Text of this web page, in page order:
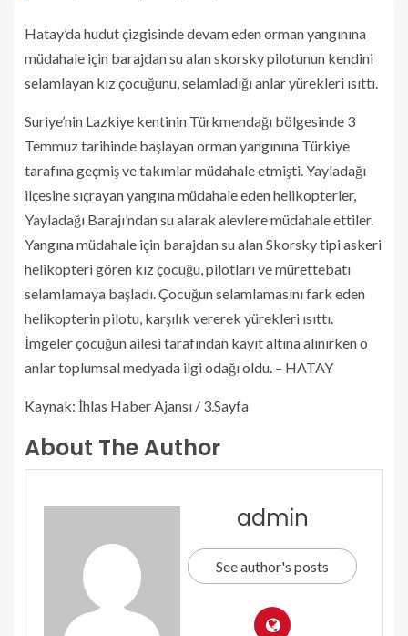
Hatay’da hudut çizgisinde devam eden orman yangınına
müdahale için barajdan su alan skorsky pilotunun kendini
selamlayan kız çocuğunu, selamladığı anlar yürekleri ısıttı.
Suriye’nin Lazkiye kentinin Türkmendağı bölgesinde 3
Temmuz tarihinde başlayan orman yangınına Türkiye
tarafına geçmiş ve takımlar müdahale etmişti. Yayladağı
ilçesine sıçrayan yangına müdahale eden helikopterler,
Yayladağı Barajı’ndan su alarak alevlere müdahale ettiler.
Yangına müdahale için barajdan su alan Skorsky tipi askeri
helikopteri gören kız çocuğu, pilotları ve mürettebatı
selamlamaya başladı. Çocuğun selamlamasını fark eden
helikopterin pilotu, karşılık vererek yürekleri ısıttı.
İmgeler çocuğun ailesi tarafından kayıt altına alınırken o
anlar toplumsal medyada ilgi odağı oldu. – HATAY
Kaynak: İhlas Haber Ajansı / 3.Sayfa
About The Author
admin
See author's posts